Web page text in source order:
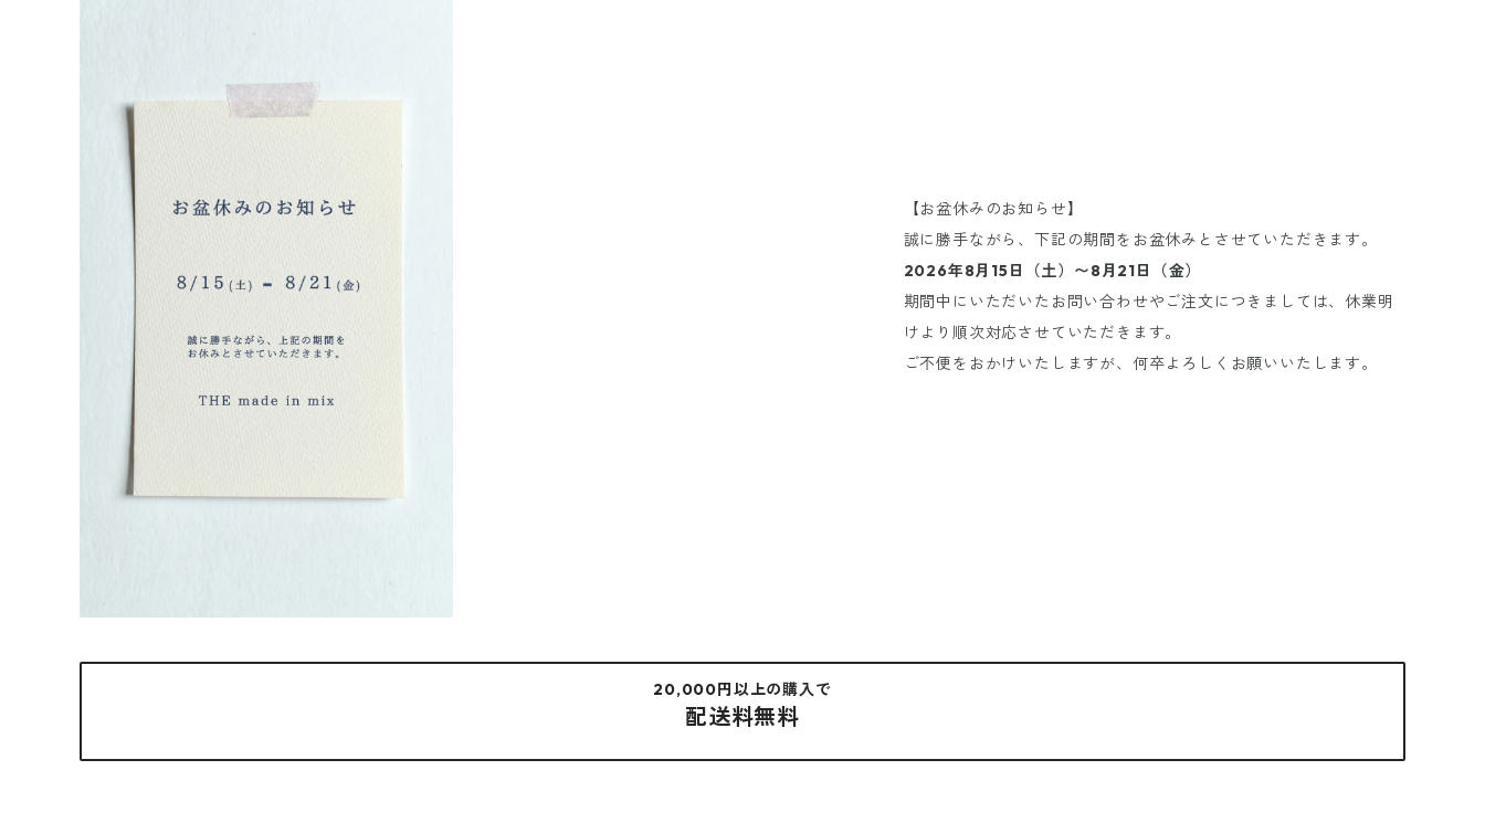
【お盆休みのお知らせ】
誠に勝手ながら、下記の期間をお盆休みとさせていただきます。
2026年8月15日（土）〜8月21日（金）
期間中にいただいたお問い合わせやご注文につきましては、休業明
けより順次対応させていただきます。
ご不便をおかけいたしますが、何卒よろしくお願いいたします。
20,000円以上の購入で
配送料無料